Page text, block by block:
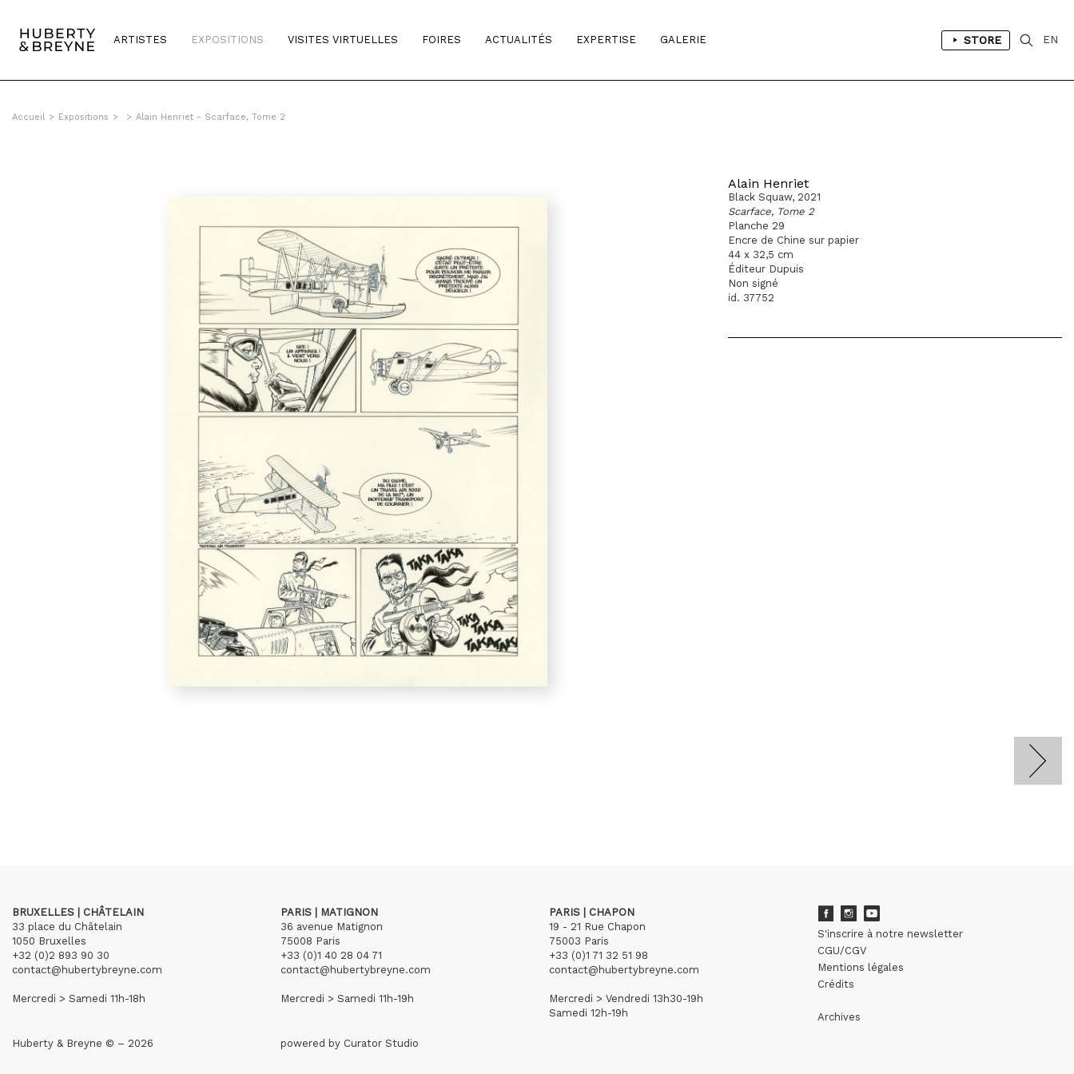
ARTISTES EXPOSITIONS VISITES VIRTUELLES FOIRES ACTUALITÉS EXPERTISE GALERIE STORE EN
Accueil > Expositions > > Alain Henriet - Scarface, Tome 2
Alain Henriet
Black Squaw, 2021
Scarface, Tome 2
Planche 29
Encre de Chine sur papier
44 x 32,5 cm
Éditeur Dupuis
Non signé
id. 37752
BRUXELLES | CHÂTELAIN
33 place du Châtelain
1050 Bruxelles
+32 (0)2 893 90 30
contact@hubertybreyne.com
Mercredi > Samedi 11h-18h
PARIS | MATIGNON
36 avenue Matignon
75008 Paris
+33 (0)1 40 28 04 71
contact@hubertybreyne.com
Mercredi > Samedi 11h-19h
PARIS | CHAPON
19 - 21 Rue Chapon
75003 Paris
+33 (0)1 71 32 51 98
contact@hubertybreyne.com
Mercredi > Vendredi 13h30-19h
Samedi 12h-19h
S'inscrire à notre newsletter
CGU/CGV
Mentions légales
Crédits
Archives
Huberty & Breyne © – 2026 powered by Curator Studio